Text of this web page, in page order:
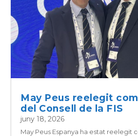
May Peus reelegit
del Consell de la FIS
juny 18, 2026
May Peus Espanya ha estat reelegit